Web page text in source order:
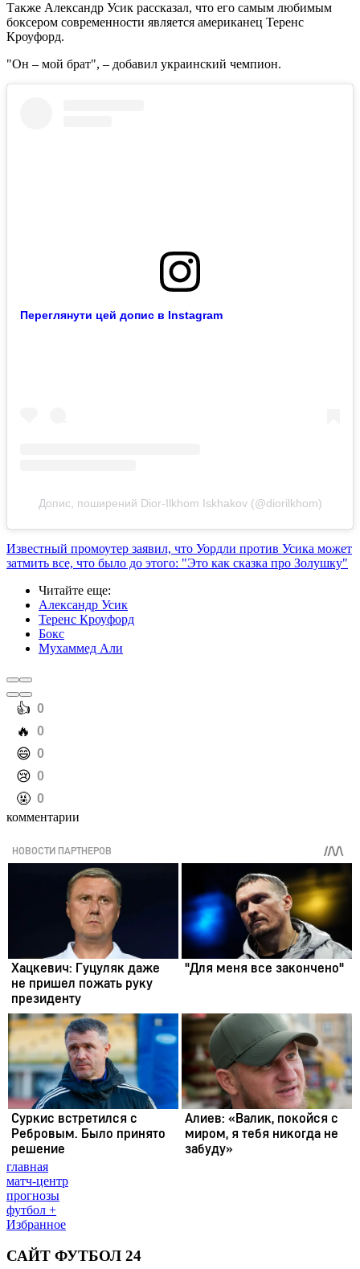
Также Александр Усик рассказал, что его самым любимым
боксером современности является американец Теренс
Кроуфорд.
"Он – мой брат", – добавил украинский чемпион.
Переглянути цей допис в Instagram
Допис, поширений Dior-Ilkhom Iskhakov (@diorilkhom)
Известный промоутер заявил, что Уордли против Усика может
затмить все, что было до этого: "Это как сказка про Золушку"
Читайте еще:
Александр Усик
Теренс Кроуфорд
Бокс
Мухаммед Али
️👍 0
️🔥 0
️😄 0
️😢 0
️🤬 0
комментарии
главная
матч-центр
прогнозы
футбол +
Избранное
САЙТ ФУТБОЛ 24